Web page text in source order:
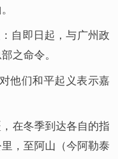
自即日起，与广州政
之命令。
他们和平起义表示嘉
在冬季到达各自的指
，至阿山（今阿勒泰